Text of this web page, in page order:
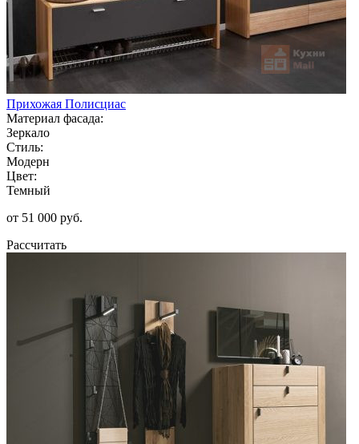
Прихожая Полисциас
Материал фасада:
Зеркало
Стиль:
Модерн
Цвет:
Темный
от 51 000 руб.
Рассчитать